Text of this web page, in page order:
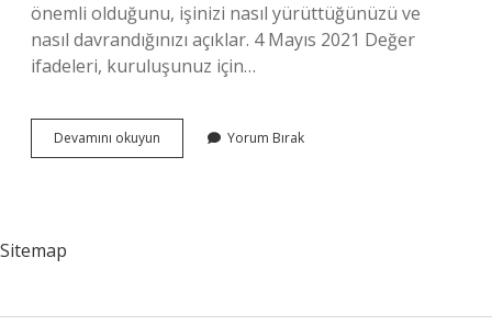
önemli olduğunu, işinizi nasıl yürüttüğünüzü ve
nasıl davrandığınızı açıklar. 4 Mayıs 2021 Değer
ifadeleri, kuruluşunuz için…
Devamını okuyun
Ne
Yorum Bırak
Sitemap